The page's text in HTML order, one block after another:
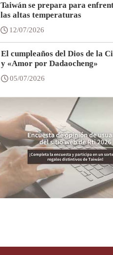
Taiwán se prepara para
las altas temperaturas
12/07/2026
El cumpleaños del Dios de la
y «Amor por Dadaocheng»
05/07/2026